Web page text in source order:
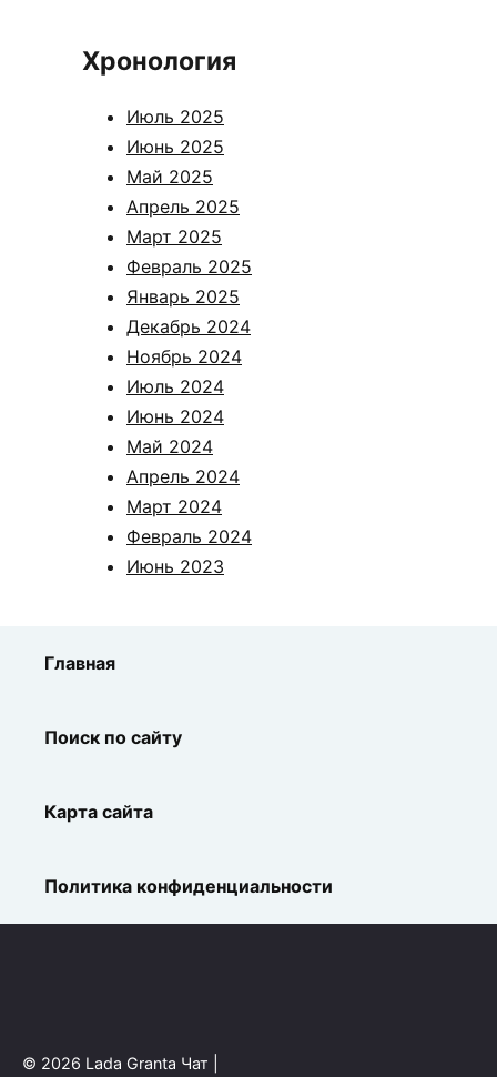
Хронология
Июль 2025
Июнь 2025
Май 2025
Апрель 2025
Март 2025
Февраль 2025
Январь 2025
Декабрь 2024
Ноябрь 2024
Июль 2024
Июнь 2024
Май 2024
Апрель 2024
Март 2024
Февраль 2024
Июнь 2023
Главная
Поиск по сайту
Карта сайта
Политика конфиденциальности
© 2026 Lada Granta Чат |